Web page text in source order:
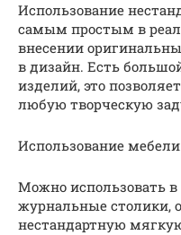
Использование
самым простым в
внесении
в дизайн. Есть
изделий, это
любую творческую
Использование
Можно использовать
журнальные столики,
нестандартную